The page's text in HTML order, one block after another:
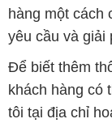
hàng một cách
yêu cầu và giải
Để biết thêm
khách hàng có
tôi tại địa chỉ